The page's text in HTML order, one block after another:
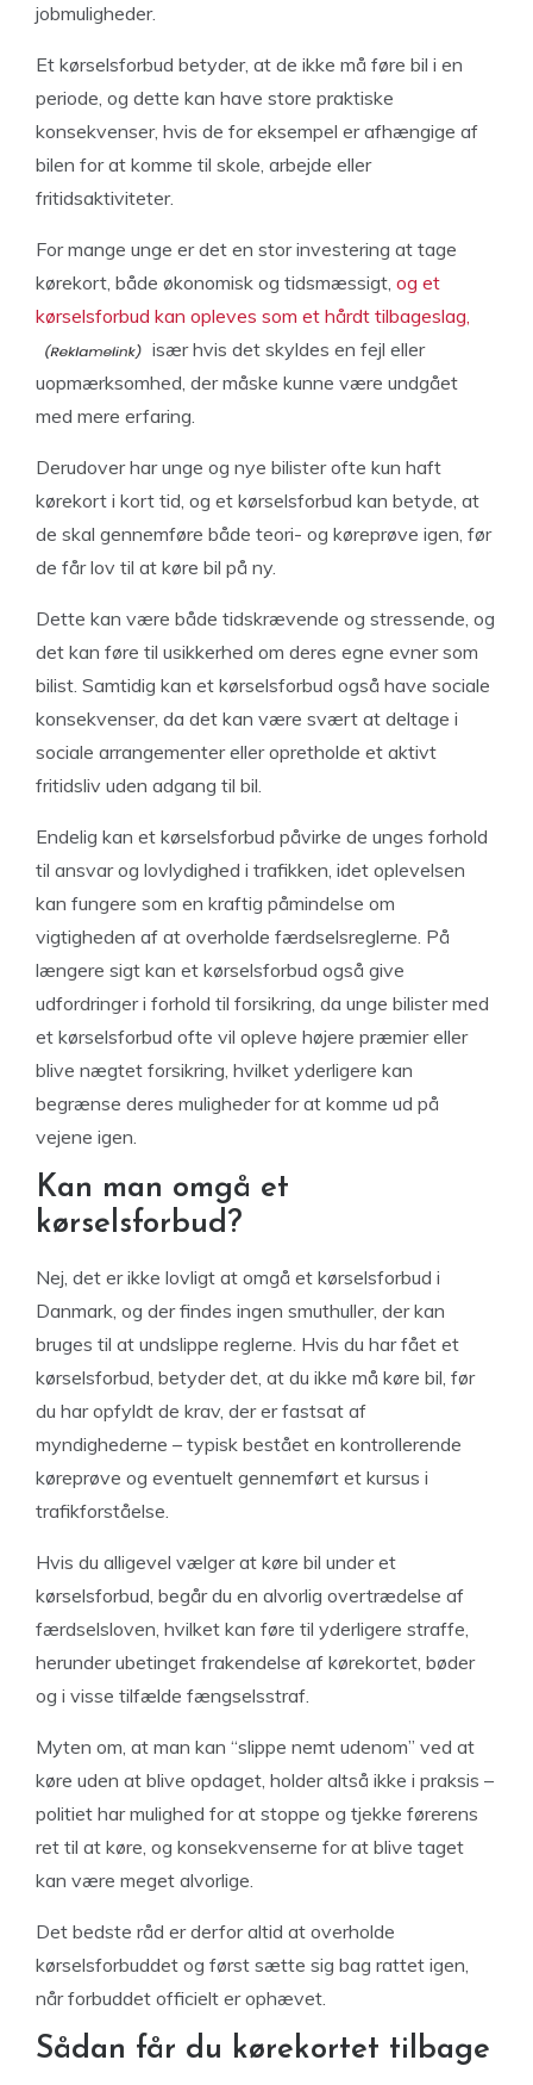
jobmuligheder.
Et kørselsforbud betyder, at de ikke må føre bil i en
periode, og dette kan have store praktiske
konsekvenser, hvis de for eksempel er afhængige af
bilen for at komme til skole, arbejde eller
fritidsaktiviteter.
For mange unge er det en stor investering at tage
kørekort, både økonomisk og tidsmæssigt, og et
kørselsforbud kan opleves som et hårdt tilbageslag,
især hvis det skyldes en fejl eller
uopmærksomhed, der måske kunne være undgået
med mere erfaring.
Derudover har unge og nye bilister ofte kun haft
kørekort i kort tid, og et kørselsforbud kan betyde, at
de skal gennemføre både teori- og køreprøve igen, før
de får lov til at køre bil på ny.
Dette kan være både tidskrævende og stressende, og
det kan føre til usikkerhed om deres egne evner som
bilist. Samtidig kan et kørselsforbud også have sociale
konsekvenser, da det kan være svært at deltage i
sociale arrangementer eller opretholde et aktivt
fritidsliv uden adgang til bil.
Endelig kan et kørselsforbud påvirke de unges forhold
til ansvar og lovlydighed i trafikken, idet oplevelsen
kan fungere som en kraftig påmindelse om
vigtigheden af at overholde færdselsreglerne. På
længere sigt kan et kørselsforbud også give
udfordringer i forhold til forsikring, da unge bilister med
et kørselsforbud ofte vil opleve højere præmier eller
blive nægtet forsikring, hvilket yderligere kan
begrænse deres muligheder for at komme ud på
vejene igen.
Kan man omgå et
kørselsforbud?
Nej, det er ikke lovligt at omgå et kørselsforbud i
Danmark, og der findes ingen smuthuller, der kan
bruges til at undslippe reglerne. Hvis du har fået et
kørselsforbud, betyder det, at du ikke må køre bil, før
du har opfyldt de krav, der er fastsat af
myndighederne – typisk bestået en kontrollerende
køreprøve og eventuelt gennemført et kursus i
trafikforståelse.
Hvis du alligevel vælger at køre bil under et
kørselsforbud, begår du en alvorlig overtrædelse af
færdselsloven, hvilket kan føre til yderligere straffe,
herunder ubetinget frakendelse af kørekortet, bøder
og i visse tilfælde fængselsstraf.
Myten om, at man kan “slippe nemt udenom” ved at
køre uden at blive opdaget, holder altså ikke i praksis –
politiet har mulighed for at stoppe og tjekke førerens
ret til at køre, og konsekvenserne for at blive taget
kan være meget alvorlige.
Det bedste råd er derfor altid at overholde
kørselsforbuddet og først sætte sig bag rattet igen,
når forbuddet officielt er ophævet.
Sådan får du kørekortet tilbage